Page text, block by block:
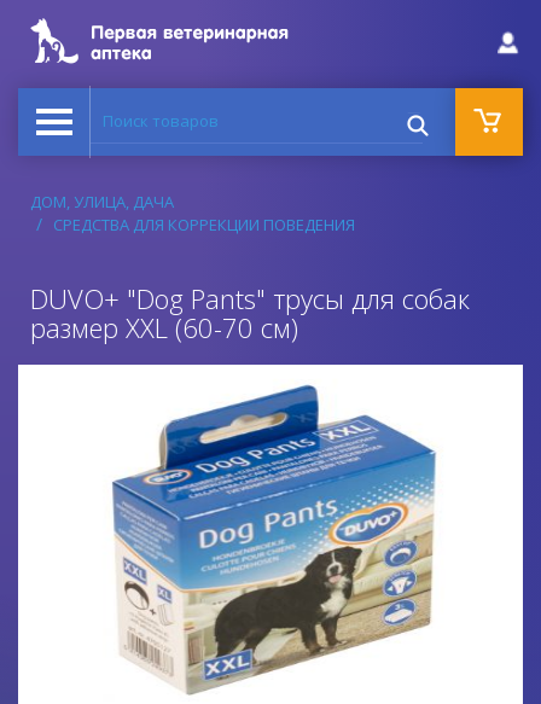
Поиск товаров
ДОМ, УЛИЦА, ДАЧА
СРЕДСТВА ДЛЯ КОРРЕКЦИИ ПОВЕДЕНИЯ
DUVO+ "Dog Pants" трусы для собак
размер XXL (60-70 см)